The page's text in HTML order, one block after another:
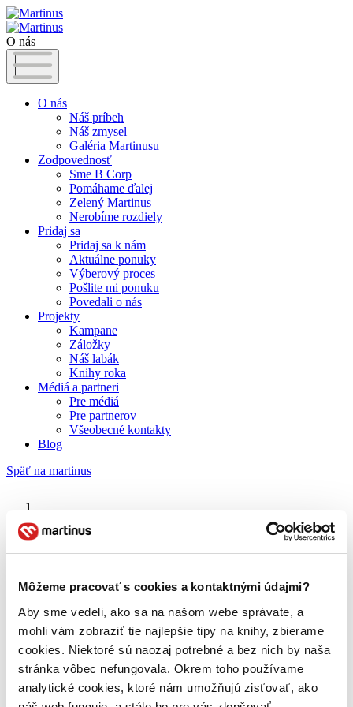
Môžeme pracovať s cookies a kontaktnými údajmi?
Aby sme vedeli, ako sa na našom webe správate, a
mohli vám zobraziť tie najlepšie tipy na knihy, zbierame
cookies. Niektoré sú naozaj potrebné a bez nich by naša
stránka vôbec nefungovala. Okrem toho používame
analytické cookies, ktoré nám umožňujú zisťovať, ako
O nás
O nás
Náš príbeh
Náš zmysel
Galéria Martinusu
Zodpovednosť
Sme B Corp
Pomáhame ďalej
Zelený Martinus
Nerobíme rozdiely
Pridaj sa
Pridaj sa k nám
Aktuálne ponuky
Výberový proces
Pošlite mi ponuku
Povedali o nás
Projekty
Kampane
Záložky
Náš labák
Knihy roka
Médiá a partneri
Pre médiá
Pre partnerov
Všeobecné kontakty
Blog
Späť na martinus
Senna
O nás
Náš príbeh
Galéria Martinusu
Zodpovednosť
Sme B Corp